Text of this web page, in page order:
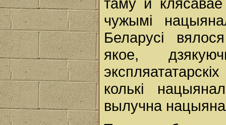
чужымі
Беларусі
якое,
колькі
вылучна